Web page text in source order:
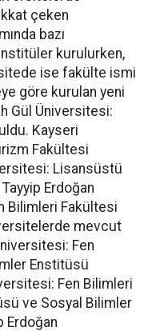
çeken
bazı
kurulurken,
ise fakülte ismi
göre kurulan yeni
Gül Üniversitesi:
Kayseri
Fakültesi
Lisansüstü
Erdoğan
Bilimleri Fakültesi
mevcut
Fen
Enstitüsü
Fen Bilimleri
ve Sosyal Bilimler
Erdoğan